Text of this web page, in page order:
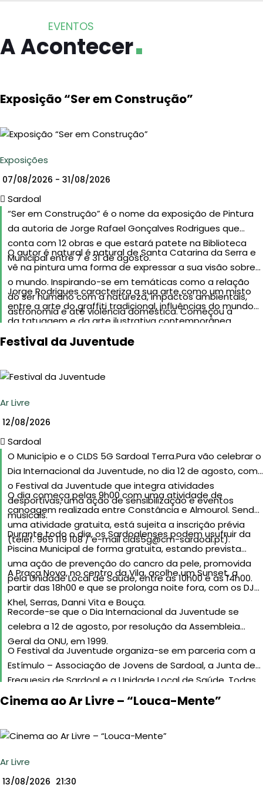
EVENTOS
A Acontecer
Exposição “Ser em Construção”
Exposições
07/08/2026 - 31/08/2026
Sardoal
“Ser em Construção” é o nome da exposição de Pintura
da autoria de Jorge Rafael Gonçalves Rodrigues que
conta com 12 obras e que estará patete na Biblioteca
Municipal entre 7 e 31 de agosto.
O autor é natural é natural de Santa Catarina da Serra e
vê na pintura uma forma de expressar a sua visão sobre
o mundo. Inspirando-se em temáticas como a relação
do ser humano com a natureza, impactos ambientais,
astronomia e até violência doméstica. Começou a
desenvolver o seu projeto de forma mais profissional em
2018, tendo já participado em cerca de 30 exposições a
Jorge Rodrigues caracteriza a sua arte como um misto
entre a arte do graffiti tradicional, influências do mundo
da tatuagem e da arte ilustrativa contemporânea.
Promete continuar a surpreender criando obras
Festival da Juventude
Ar Livre
12/08/2026
Sardoal
O Município e o CLDS 5G Sardoal Terra.Pura vão celebrar o
Dia Internacional da Juventude, no dia 12 de agosto, com
o Festival da Juventude que integra atividades
desportivas, uma ação de sensibilização e eventos
musicais.
O dia começa pelas 9h00 com uma atividade de
canoagem realizada entre Constância e Almourol. Sendo
uma atividade gratuita, está sujeita a inscrição prévia
(telef. 965 119 108 / e-mailclds5g@cm-sardoal.pt).
Durante todo o dia, os Sardoalenses podem usufruir da
Piscina Municipal de forma gratuita, estando prevista
uma ação de prevenção do cancro da pele, promovida
pela Unidade Local de Saúde, entre as 10h00 e as 14h00.
A Praça Nova, no centro da Vila, acolhe um Sunset, a
partir das 18h00 e que se prolonga noite fora, com os DJs
Khel, Serras, Danni Vita e Bouça.
Recorde-se que o Dia Internacional da Juventude se
celebra a 12 de agosto, por resolução da Assembleia
Geral da ONU, em 1999.
O Festival da Juventude organiza-se em parceria com a
Estímulo – Associação de Jovens de Sardoal, a Junta de
Freguesia de Sardoal e a Unidade Local de Saúde. Todas
as atividades têm participação gratuita.
Cinema ao Ar Livre – “Louca-Mente”
Ar Livre
13/08/2026 21:30